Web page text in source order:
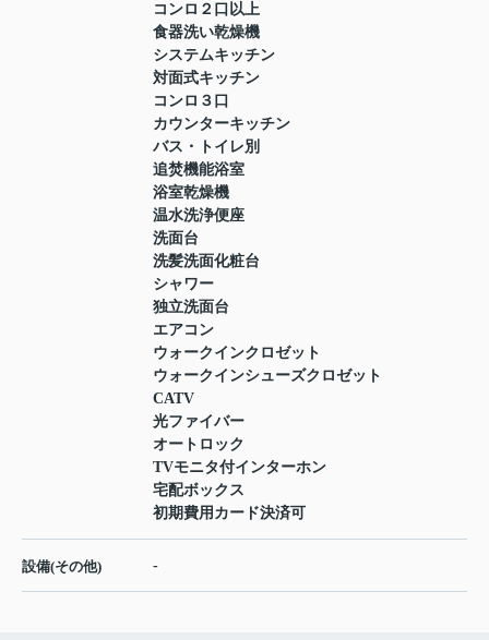
コンロ２口以上
食器洗い乾燥機
システムキッチン
対面式キッチン
コンロ３口
カウンターキッチン
バス・トイレ別
追焚機能浴室
浴室乾燥機
温水洗浄便座
洗面台
洗髪洗面化粧台
シャワー
独立洗面台
エアコン
ウォークインクロゼット
ウォークインシューズクロゼット
CATV
光ファイバー
オートロック
TVモニタ付インターホン
宅配ボックス
初期費用カード決済可
設備(その他) -